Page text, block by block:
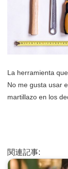
La herramienta
No me gusta usar
martillazo en los
関連記事: